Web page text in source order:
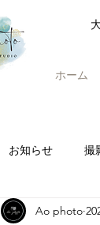
ホーム
お知らせ 撮
Ao photo